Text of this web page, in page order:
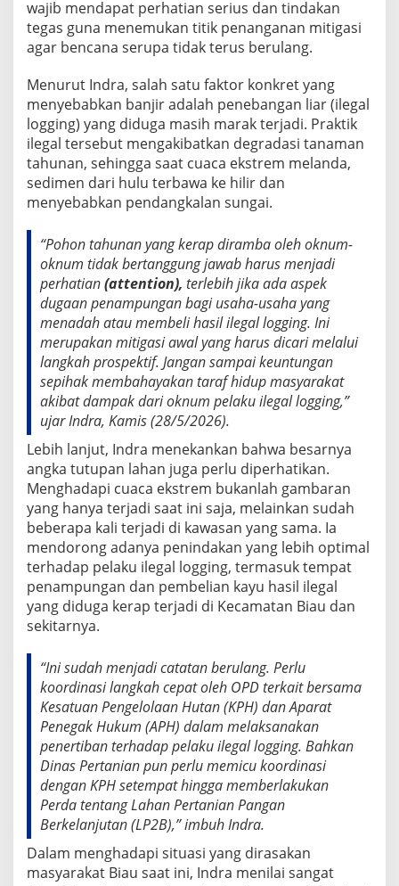
r
B
i
u
,
I
n
d
r
a
R
o
a
n
d
i
:
M
a
r
a
k
n
y
I
l
g
a
l
L
o
g
i
n
k
t
o
r
U
t
a
m
a
wajib mendapat perhatian serius dan tindakan
tegas guna menemukan titik penanganan mitigasi
agar bencana serupa tidak terus berulang.
Menurut Indra, salah satu faktor konkret yang
menyebabkan banjir adalah penebangan liar (ilegal
logging) yang diduga masih marak terjadi. Praktik
ilegal tersebut mengakibatkan degradasi tanaman
tahunan, sehingga saat cuaca ekstrem melanda,
sedimen dari hulu terbawa ke hilir dan
menyebabkan pendangkalan sungai.
“Pohon tahunan yang kerap diramba oleh oknum-
oknum tidak bertanggung jawab harus menjadi
perhatian(attention), terlebih jika ada aspek
dugaan penampungan bagi usaha-usaha yang
menadah atau membeli hasil ilegal logging. Ini
merupakan mitigasi awal yang harus dicari melalui
langkah prospektif. Jangan sampai keuntungan
sepihak membahayakan taraf hidup masyarakat
akibat dampak dari oknum pelaku ilegal logging,”
ujar Indra, Kamis (28/5/2026).
Lebih lanjut, Indra menekankan bahwa besarnya
angka tutupan lahan juga perlu diperhatikan.
Menghadapi cuaca ekstrem bukanlah gambaran
yang hanya terjadi saat ini saja, melainkan sudah
beberapa kali terjadi di kawasan yang sama. Ia
mendorong adanya penindakan yang lebih optimal
terhadap pelaku ilegal logging, termasuk tempat
penampungan dan pembelian kayu hasil ilegal
yang diduga kerap terjadi di Kecamatan Biau dan
sekitarnya.
“Ini sudah menjadi catatan berulang. Perlu
koordinasi langkah cepat oleh OPD terkait bersama
Kesatuan Pengelolaan Hutan (KPH) dan Aparat
Penegak Hukum (APH) dalam melaksanakan
penertiban terhadap pelaku ilegal logging. Bahkan
Dinas Pertanian pun perlu memicu koordinasi
dengan KPH setempat hingga memberlakukan
Perda tentang Lahan Pertanian Pangan
Berkelanjutan (LP2B),” imbuh Indra.
Dalam menghadapi situasi yang dirasakan
masyarakat Biau saat ini, Indra menilai sangat